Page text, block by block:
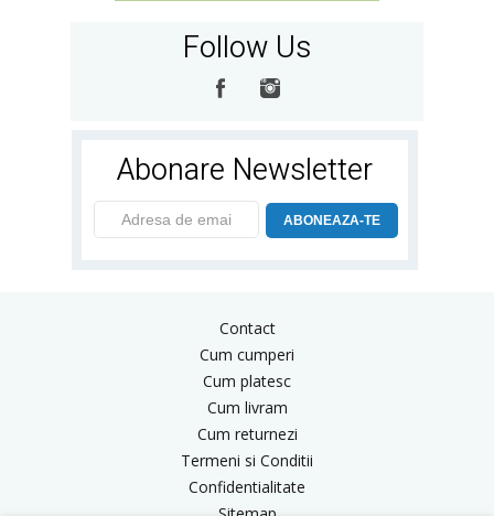
Follow Us
Abonare Newsletter
ABONEAZA-TE
Contact
Cum cumperi
Cum platesc
Cum livram
Cum returnezi
Termeni si Conditii
Confidentialitate